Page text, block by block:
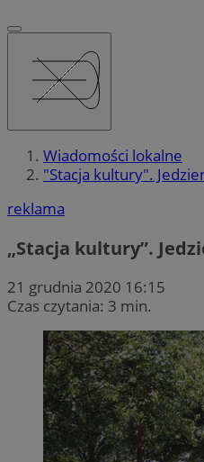
Wiadomości lokalne
"Stacja kultury".
reklama
„Stacja kultury”.
21 grudnia 2020 16:15
Czas czytania: 3 min.